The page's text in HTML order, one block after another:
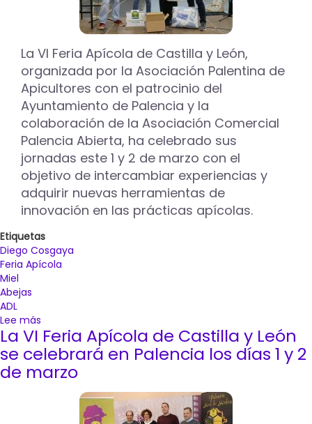
La VI Feria Apícola de Castilla y León,
organizada por la Asociación Palentina de
Apicultores con el patrocinio del
Ayuntamiento de Palencia y la
colaboración de la Asociación Comercial
Palencia Abierta, ha celebrado sus
jornadas este 1 y 2 de marzo con el
objetivo de intercambiar experiencias y
adquirir nuevas herramientas de
innovación en las prácticas apícolas.
Etiquetas
Diego Cosgaya
Feria Apícola
Miel
Abejas
ADL
Lee más
La
sexta
edición
de
La VI Feria Apícola de Castilla y León
se celebrará en Palencia los días 1 y 2
de marzo